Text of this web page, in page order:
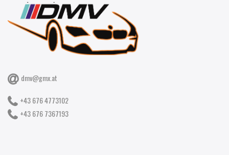
dmv@gmx.at
+43 676 4773102
+43 676 7367193